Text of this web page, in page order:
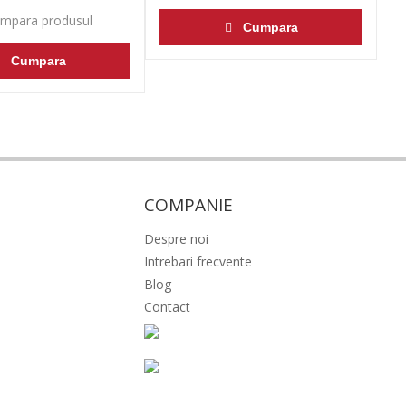
produsul
Cumpara
Cumpara
COMPANIE
Despre noi
Intrebari frecvente
Blog
Contact